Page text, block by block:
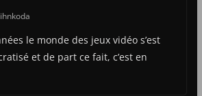
le monde des jeux vidéo s’est
et de part ce fait, c’est en